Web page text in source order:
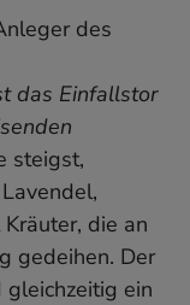
das Einfallstor
steigst,
die an
gedeihen. Der
ein